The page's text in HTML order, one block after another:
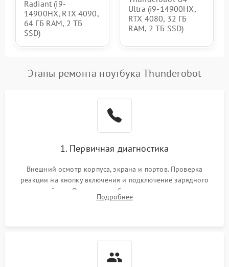
Radiant (i9-
14900HX, RTX 4090,
64 ГБ RAM, 2 ТБ
SSD)
Ultra (i9-14900HX,
RTX 4080, 32 ГБ
RAM, 2 ТБ SSD)
Этапы ремонта ноутбука Thunderobot
1. Первичная диагностика
Внешний осмотр корпуса, экрана и портов. Проверка
реакции на кнопку включения и подключение зарядного
устройства. Оценка потребления тока с помощью
лабораторного блока питания для локализации проблемы.
Подробнее